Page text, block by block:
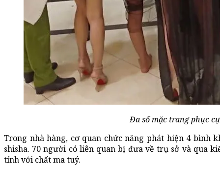
Đa số mặc trang phục
Trong nhà hàng, cơ quan chức năng phát hiện 4 bình
shisha. 70 người có liên quan bị đưa về trụ sở và qua
tính với chất ma tuý.